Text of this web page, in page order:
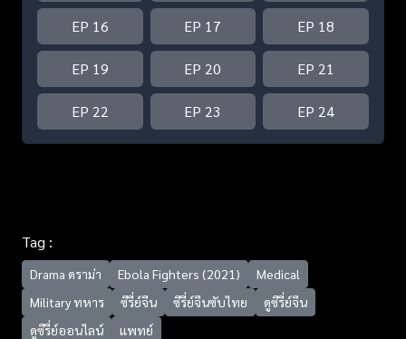
EP 16 EP 17 EP 18
EP 19 EP 20 EP 21
EP 22 EP 23 EP 24
Tag :
Drama ดราม่า Ebola Fighters (2021)
Medical
Military ทหาร
ซีรี่ย์จีน ซีรี่ย์จีนซับไทย
ดูซีรี่ย์จีน
ดูซีรี่ย์ออนไลน์
แพทย์